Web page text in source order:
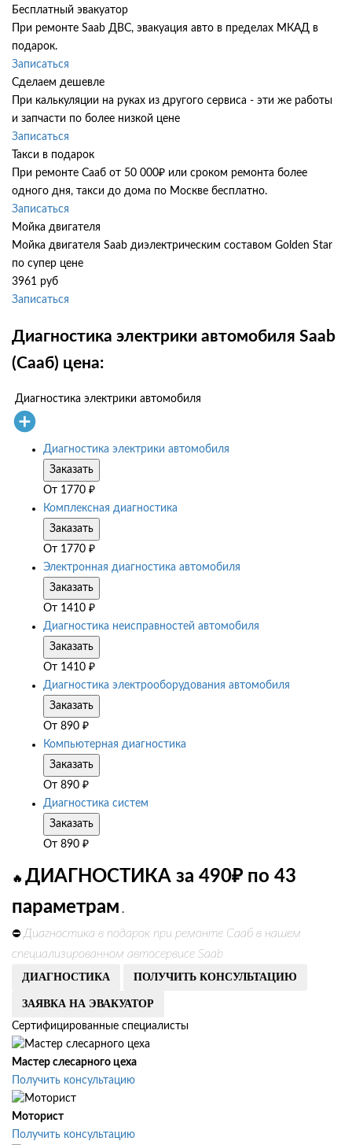
Бесплатный эвакуатор
При ремонте Saab ДВС, эвакуация авто в пределах МКАД в
подарок.
Записаться
Сделаем дешевле
При калькуляции на руках из другого сервиса - эти же работы
и запчасти по более низкой цене
Записаться
Такси в подарок
При ремонте Сааб от 50 000₽ или сроком ремонта более
одного дня, такси до дома по Москве бесплатно.
Записаться
Мойка двигателя
Мойка двигателя Saab диэлектрическим составом Golden Star
по супер цене
3961 руб
Записаться
Диагностика электрики автомобиля Saab
(Сааб) цена:
Диагностика электрики автомобиля
Диагностика электрики автомобиля
Заказать
От 1770 ₽
Комплексная диагностика
Заказать
От 1770 ₽
Электронная диагностика автомобиля
Заказать
От 1410 ₽
Диагностика неисправностей автомобиля
Заказать
От 1410 ₽
Диагностика электрооборудования автомобиля
Заказать
От 890 ₽
Компьютерная диагностика
Заказать
От 890 ₽
Диагностика систем
Заказать
От 890 ₽
🔥 ДИАГНОСТИКА за 490₽ по 43
параметрам .
⛔ Диагностика в подарок при ремонте Сааб в нашем
специализированном автосервисе Saab
ДИАГНОСТИКА ПОЛУЧИТЬ КОНСУЛЬТАЦИЮ
ЗАЯВКА НА ЭВАКУАТОР
Сертифицированные специалисты
Мастер слесарного цеха
Получить консультацию
Моторист
Получить консультацию